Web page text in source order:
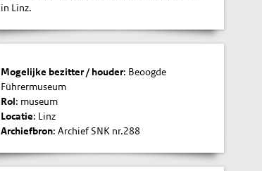
in Linz.
Mogelijke bezitter / houder: Beoogde
Führermuseum
Rol: museum
Locatie: Linz
Archiefbron: Archief SNK nr.288